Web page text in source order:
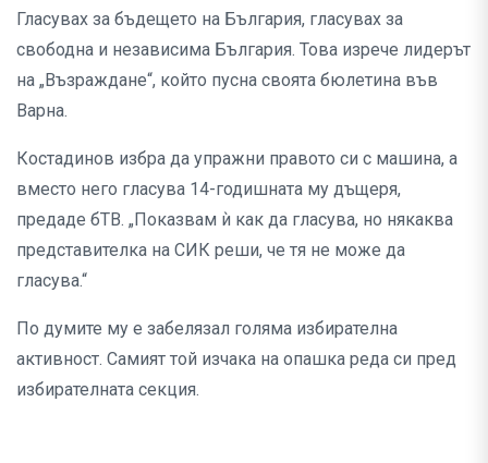
Гласувах за бъдещето на България, гласувах за
свободна и независима България. Това изрече лидерът
на „Възраждане“, който пусна своята бюлетина във
Варна.
Костадинов избра да упражни правото си с машина, а
вместо него гласува 14-годишната му дъщеря,
предаде бТВ. „Показвам ѝ как да гласува, но някаква
представителка на СИК реши, че тя не може да
гласува.“
По думите му е забелязал голяма избирателна
активност. Самият той изчака на опашка реда си пред
избирателната секция.